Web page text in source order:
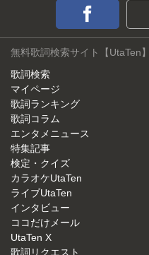
無料歌詞検索サイト【UtaTen】
歌詞検索
マイページ
歌詞ランキング
歌詞コラム
エンタメニュース
特集記事
検定・クイズ
カラオケUtaTen
ライブUtaTen
インタビュー
ココだけメール
UtaTen X
歌詞リクエスト